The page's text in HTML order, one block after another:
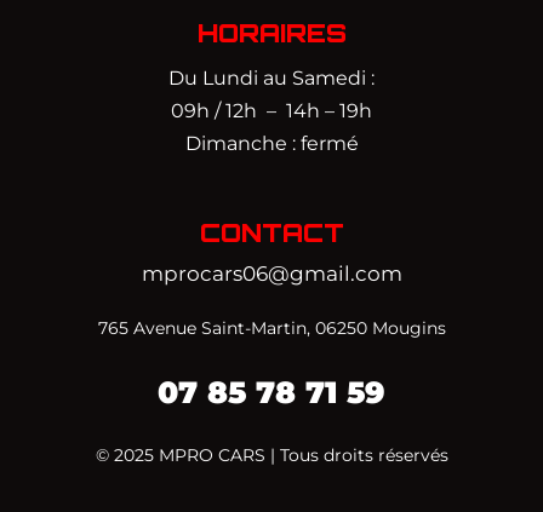
HORAIRES
Du Lundi au Samedi :
09h / 12h – 14h – 19h
Dimanche : fermé
CONTACT
mprocars06@gmail.com
765 Avenue Saint-Martin, 06250 Mougins
07 85 78 71 59‬
© 2025 MPRO CARS | Tous droits réservés